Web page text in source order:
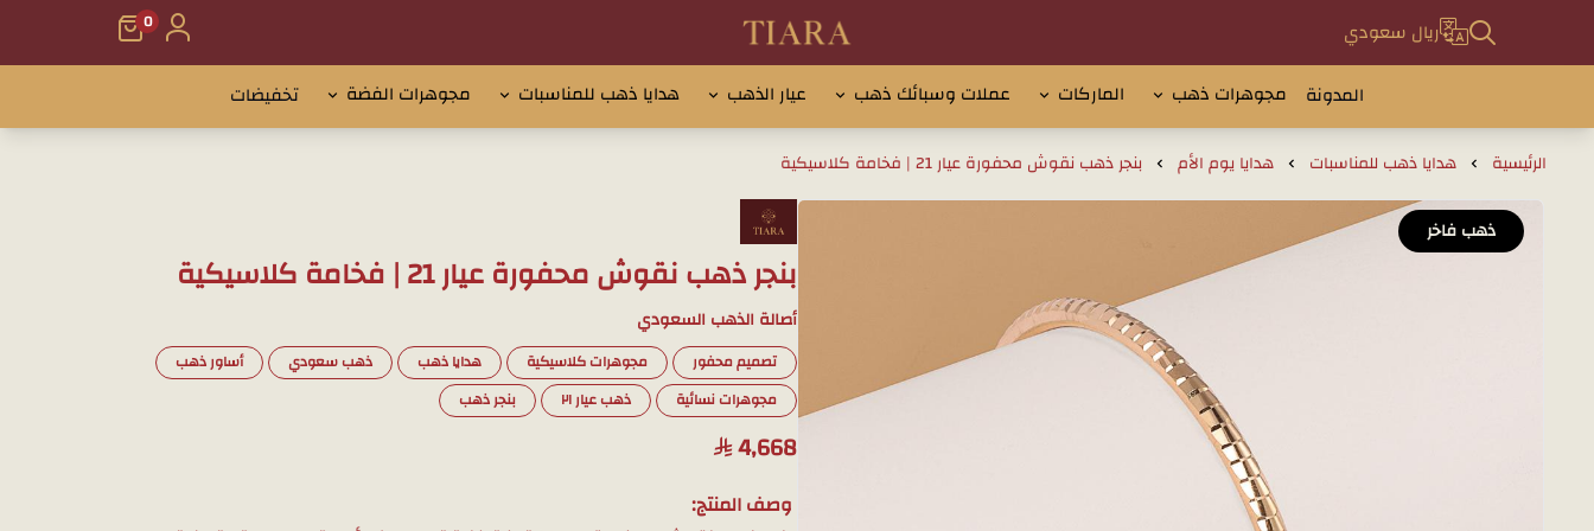
ريال سعودي
تيارا للذهب والمجوهرات
0
المدونة مجوهرات ذهب الماركات عملات وسبائك ذهب عيار الذهب هدايا ذهب للمناسبات مجوهرات الفضة تخفيضات
الرئيسية هدايا ذهب للمناسبات هدايا يوم الأم بنجر ذهب نقوش محفورة عيار 21 | فخامة كلاسيكية
ذهب فاخر
بنجر ذهب نقوش محفورة عيار 21 | فخامة كلاسيكية
أصالة الذهب السعودي
تصميم محفور مجوهرات كلاسيكية هدايا ذهب ذهب سعودي
أساور ذهب
مجوهرات نسائية
ذهب عيار ٢١ بنجر ذهب
4,668
وصف المنتج: